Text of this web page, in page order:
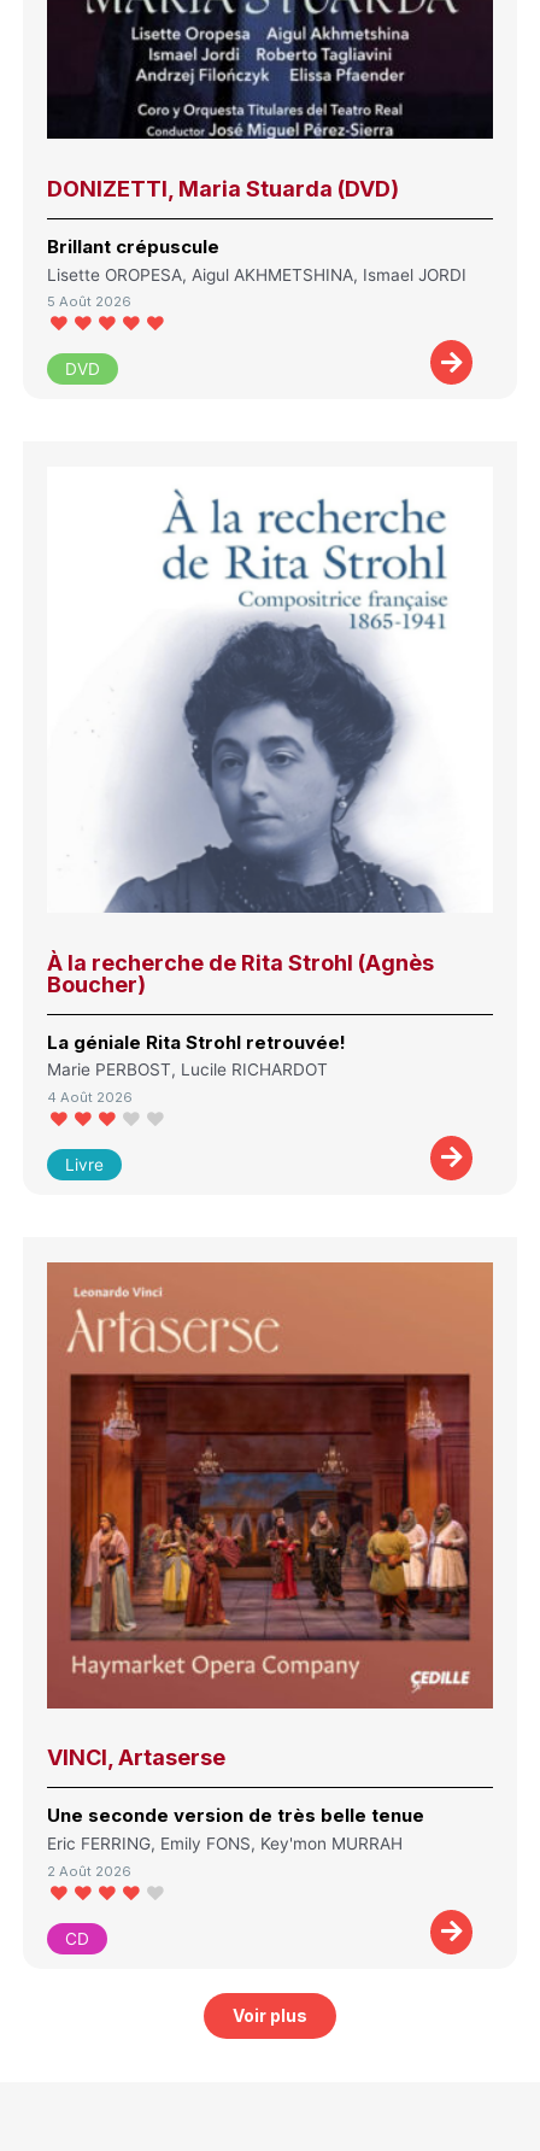
DONIZETTI, Maria Stuarda (DVD)
Brillant crépuscule
Lisette OROPESA, Aigul AKHMETSHINA, Ismael JORDI
5 Août 2026
DVD
À la recherche de Rita Strohl (Agnès
Boucher)
La géniale Rita Strohl retrouvée!
Marie PERBOST, Lucile RICHARDOT
4 Août 2026
Livre
VINCI, Artaserse
Une seconde version de très belle tenue
Eric FERRING, Emily FONS, Key'mon MURRAH
2 Août 2026
CD
Voir plus